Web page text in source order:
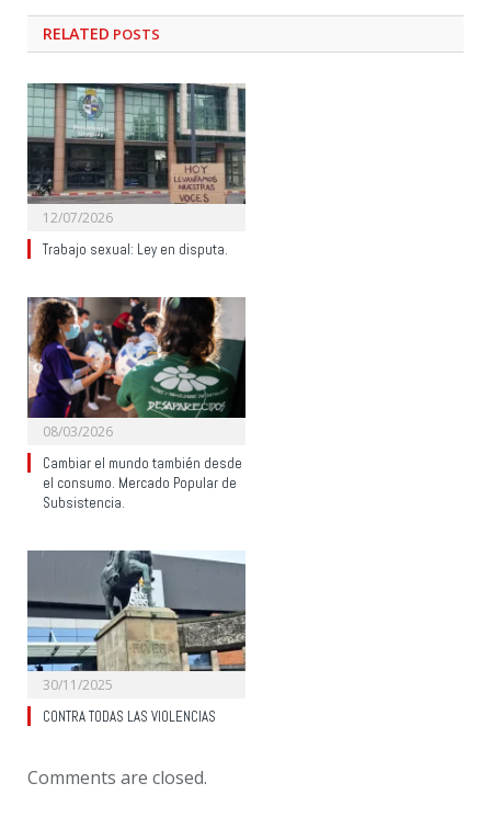
RELATED POSTS
12/07/2026
Trabajo sexual: Ley en disputa.
08/03/2026
Cambiar el mundo también desde
el consumo. Mercado Popular de
Subsistencia.
30/11/2025
CONTRA TODAS LAS VIOLENCIAS
Comments are closed.